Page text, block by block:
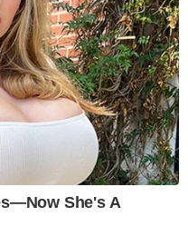
She's A